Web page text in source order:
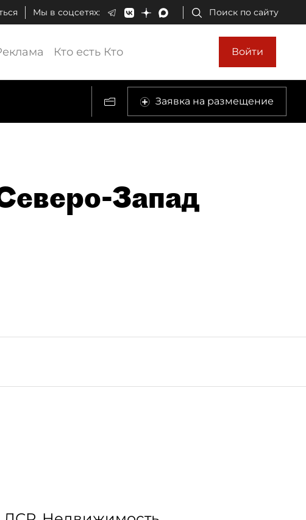
Мы в соцсетях: Поиск по сайту
Кто есть Кто Войти
Заявка на размещение
Запад